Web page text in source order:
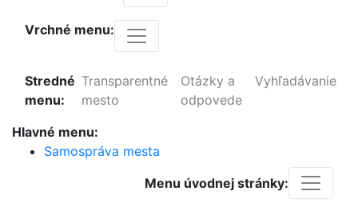
Vrchné menu:
Stredné
menu:
Transparentné
mesto
Otázky a
odpovede
Vyhľadávanie
Hlavné menu:
Samospráva mesta
Menu úvodnej stránky: